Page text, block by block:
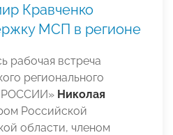
Кравченко
МСП в регионе
рабочая встреча
регионального
РОССИИ» Николая
Российской
области, членом